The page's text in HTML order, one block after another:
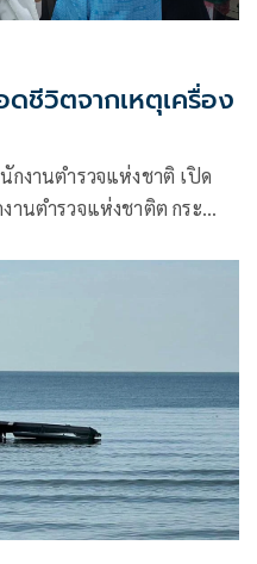
ชีวิตจากเหตุเครื่อง
กงานตำรวจแห่งชาติ เปิด
านตำรวจแห่งชาติต กระ